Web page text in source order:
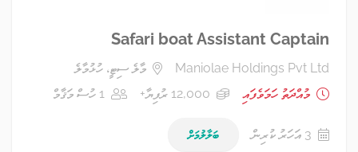
Safari boat Assistant Captain
Maniolae Holdings Pvt Ltd
މާލެ ސިޓީ، ހުޅުމާލެ
މުއްދަތު ހަމަވެފައި
12,000 ރުފިޔާ+ 1 ހުސް މަޤާމް
3 އަހަރު ކުރިން ބަލާލުމަށް